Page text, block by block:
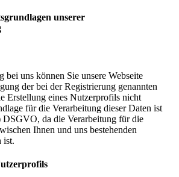
unserer
bei uns können Sie unsere Webseite
der bei der Registrierung genannten
Erstellung eines Nutzerprofils nicht
für die Verarbeitung dieser Daten ist
da die Verarbeitung für die
Ihnen und uns bestehenden
ist.